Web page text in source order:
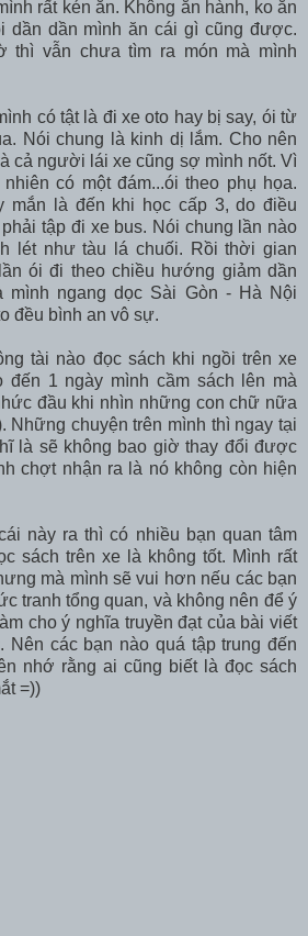
rất kén ăn. Không ăn hành, ko ăn
dần dần mình ăn cái gì cũng được.
thì vẫn chưa tìm ra món mà mình
có tật là đi xe oto hay bị say, ói từ
Nói chung là kinh dị lắm. Cho nên
cả người lái xe cũng sợ mình nốt. Vì
có một đám...ói theo phụ họa.
mắn là đến khi học cấp 3, do điều
tập đi xe bus. Nói chung lần nào
lét như tàu lá chuối. Rồi thời gian
ói đi theo chiều hướng giảm dần
mình ngang dọc Sài Gòn - Hà Nội
đều bình an vô sự.
tài nào đọc sách khi ngồi trên xe
đến 1 ngày mình cầm sách lên mà
đầu khi nhìn những con chữ nữa
Những chuyện trên mình thì ngay tại
là sẽ không bao giờ thay đổi được
chợt nhận ra là nó không còn hiện
này ra thì có nhiều bạn quan tâm
sách trên xe là không tốt. Mình rất
mà mình sẽ vui hơn nếu các bạn
tranh tổng quan, và không nên để ý
cho ý nghĩa truyền đạt của bài viết
Nên các bạn nào quá tập trung đến
nhớ rằng ai cũng biết là đọc sách
=))